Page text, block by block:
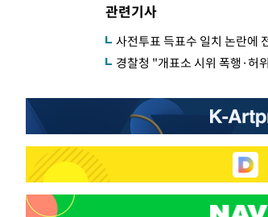
관련기사
사전투표 득표수 일치 논란에
경찰청 "개표소 시위 폭행·허